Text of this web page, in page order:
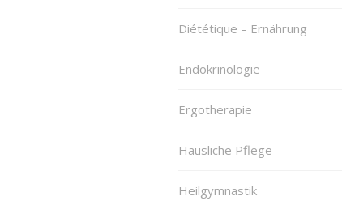
Diététique – Ernährung
Endokrinologie
Ergotherapie
Häusliche Pflege
Heilgymnastik